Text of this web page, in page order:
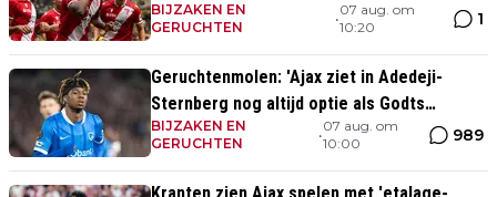
BIJZAKEN EN
GERUCHTEN
•
07 aug. om
10:20
1
Geruchtenmolen: 'Ajax ziet in Adedeji-
Sternberg nog altijd optie als Godts
vertrekt'
BIJZAKEN EN
GERUCHTEN
•
07 aug. om
10:00
989